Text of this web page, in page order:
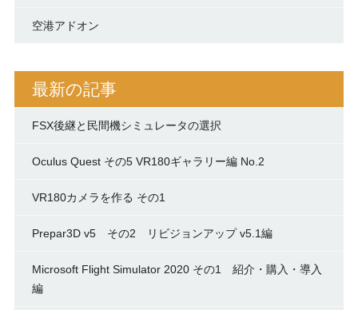
空港アドオン
最新の記事
FSX後継と民間機シミュレータの選択
Oculus Quest その5 VR180ギャラリー編 No.2
VR180カメラを作る その1
Prepar3D v5 その2 リビジョンアップ v5.1編
Microsoft Flight Simulator 2020 その1 紹介・購入・導入
編